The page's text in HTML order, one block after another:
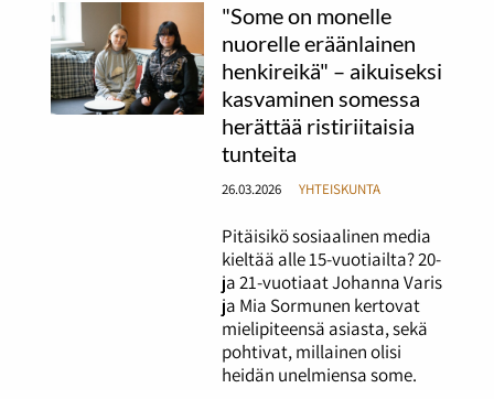
"Some on monelle
nuorelle eräänlainen
henkireikä" – aikuiseksi
kasvaminen somessa
herättää ristiriitaisia
tunteita
26.03.2026 YHTEISKUNTA
Pitäisikö sosiaalinen media
kieltää alle 15-vuotiailta? 20-
ja 21-vuotiaat Johanna Varis
ja Mia Sormunen kertovat
mielipiteensä asiasta, sekä
pohtivat, millainen olisi
heidän unelmiensa some.